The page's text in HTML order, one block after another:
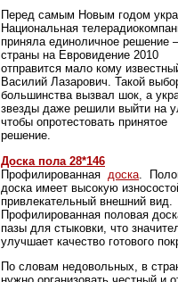
Перед самым Новым годом
Национальная
приняла единоличное решение
страны на Евровидение 2010
отправится мало кому
Василий Лазарович. Такой
большинства вызвал шок, а
звезды даже решили выйти на
чтобы опротестовать принятое
решение.
Доска пола 28*146
Профилированная доска .
доска имеет высокую
привлекательный внешний вид.
Профилированная половая
пазы для стыковки, что
улучшает качество готового
По словам недовольных, в